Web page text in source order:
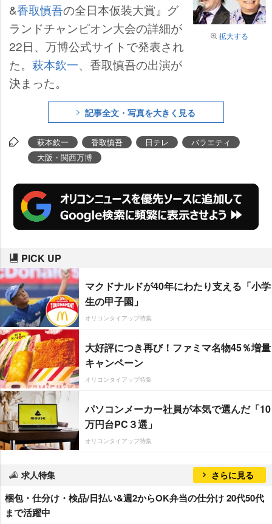
拡大する
&香取慎吾の全日本仮装大賞』グ
ランドチャンピオン大会の詳細が
22日、万博公式サイトで発表され
た。 萩本欽一、香取慎吾の出演が
決まった。
記事全文・写真を大きく見る
萩本欽一 香取慎吾 日テレ
バラエティ
大阪・関西万博
PICK UP
マクドナルドが40年にわたり支える「小学
生の甲子園」
オリコンタイアップ特集
大好評につき再び！ファミマ名物45％増量
キャンペーン
オリコンタイアップ特集
パソコンメーカー社員が本気で選んだ「10
万円台PC３選」
オリコンタイアップ特集
求人特集 さらに見る
梱包・仕分け・検品/日払い&週2からOK弁当の仕分け 20代50代
まで活躍中